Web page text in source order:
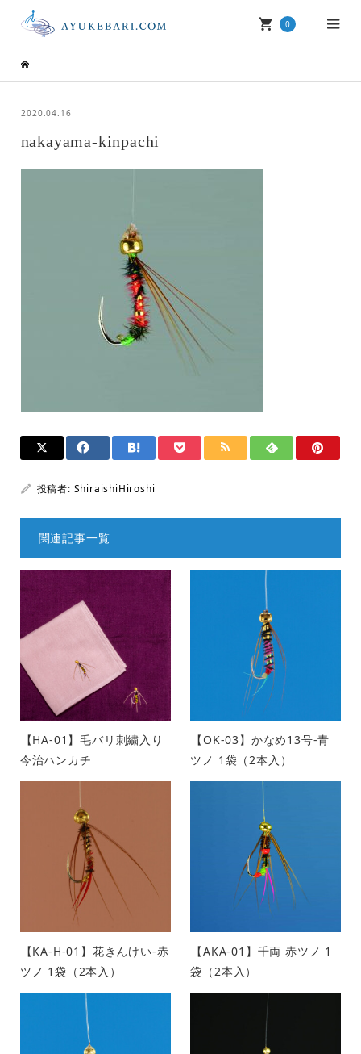
0
2020.04.16
nakayama-kinpachi
投稿者: ShiraishiHiroshi
関連記事一覧
【HA-01】毛バリ刺繍入り
今治ハンカチ
【OK-03】かなめ13号-青
ツノ 1袋（2本入）
【KA-H-01】花きんけい-赤
ツノ 1袋（2本入）
【AKA-01】千両 赤ツノ 1
袋（2本入）